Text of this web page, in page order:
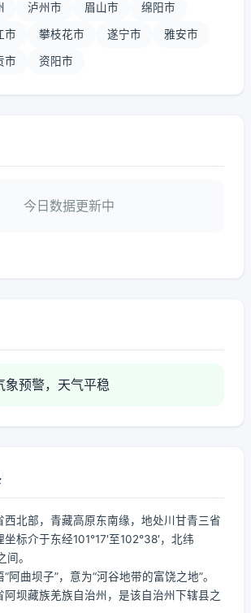
泸州市 眉山市 绵阳市
市 攀枝花市 遂宁市 雅安市
市 资阳市
今日数据更新中
象预警，天气平稳
西北部，青藏高原东南缘，地处川甘青三省
标介于东经101°17′至102°38′，北纬
间。
阿曲坝子”，意为“河谷地带的富饶之地”。
阿坝藏族羌族自治州，是该自治州下辖县之